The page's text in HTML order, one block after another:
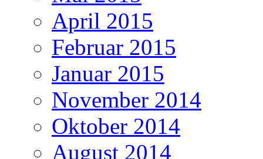
April 2015
Februar 2015
Januar 2015
November 2014
Oktober 2014
August 2014